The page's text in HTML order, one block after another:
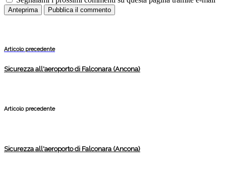
Articolo precedente
Sicurezza all'aeroporto di Falconara (Ancona)
Articolo precedente
Sicurezza all'aeroporto di Falconara (Ancona)